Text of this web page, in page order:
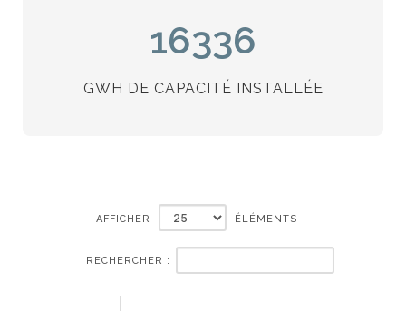
16336
GWH DE CAPACITÉ INSTALLÉE
AFFICHER ÉLÉMENTS
RECHERCHER :